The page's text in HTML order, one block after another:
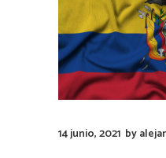
14 junio, 2021 by